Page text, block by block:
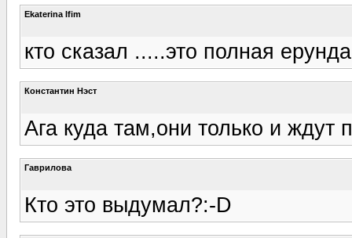
Ekaterina Ifim
кто сказал .....это полная ерунда
Константин Нэст
Ага куда там,они только и ждут
Гаврилова
Кто это выдумал?:-D